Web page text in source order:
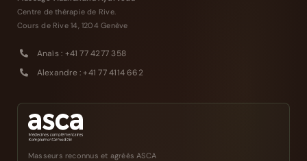
Centre de thérapie de Rive.
Cours de Rive 14, 1204 Genève
Anaïs : +41 77 4277 358
Alexandre : +41 77 4114 662
Masseurs reconnus et agréés ASCA